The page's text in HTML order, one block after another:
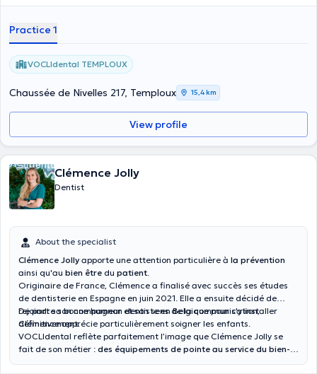
also a trainer in Guided Biofil Therapy (GBT), a dental hygiene
Practice 1
VOCLIdental TEMPLOUX
Chaussée de Nivelles 217, Temploux 15,4 km
View profile
Clémence Jolly
Dentist
About the specialist
Clémence Jolly apporte une attention particulière à la prévention
ainsi qu'au bien être du patient.
Originaire de France, Clémence a finalisé avec succès ses études
de dentisterie en Espagne en juin 2021. Elle a ensuite décidé de
rejoindre son compagnon dentiste en Belgique pour s'y installer
définitivement.
De part sa bonne humeur et son sens de la communication,
Clémence apprécie particulièrement soigner les enfants.
VOCLIdental reflète parfaitement l’image que Clémence Jolly se
fait de son métier : des équipements de pointe au service du bien-